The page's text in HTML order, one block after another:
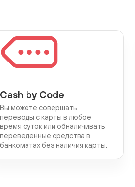
Cash by Code
Вы можете совершать
переводы с карты в любое
время суток или обналичивать
переведенные средства в
банкоматах без наличия карты.